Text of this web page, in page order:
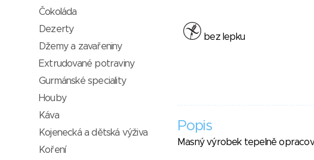
bez lepku
Popis
Masný výrobek tepelně
Čokoláda
Dezerty
Džemy a zavařeniny
Extrudované potraviny
Gurmánské speciality
Houby
Káva
Kojenecká a dětská výživa
Koření